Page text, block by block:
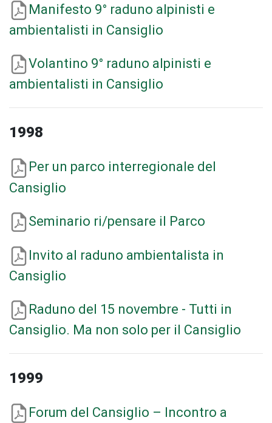
Manifesto 9° raduno alpinisti e
ambientalisti in Cansiglio
Volantino 9° raduno alpinisti e
ambientalisti in Cansiglio
1998
Per un parco interregionale del
Cansiglio
Seminario ri/pensare il Parco
Invito al raduno ambientalista in
Cansiglio
Raduno del 15 novembre - Tutti in
Cansiglio. Ma non solo per il Cansiglio
1999
Forum del Cansiglio – Incontro a